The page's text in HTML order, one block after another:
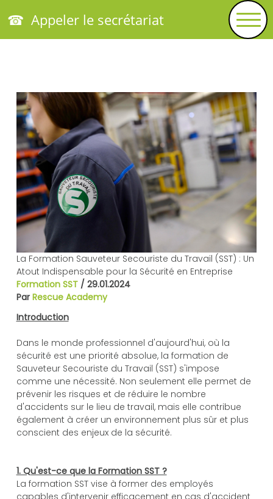
☎ Appeler le secrétariat
La Formation Sauveteur Secouriste du Travail (SST) : Un
Atout Indispensable pour la Sécurité en Entreprise
Formation SST / 29.01.2024
Par Rescue Academy
Introduction
Dans le monde professionnel d'aujourd'hui, où la
sécurité est une priorité absolue, la formation de
Sauveteur Secouriste du Travail (SST) s'impose
comme une nécessité. Non seulement elle permet de
prévenir les risques et de réduire le nombre
d'accidents sur le lieu de travail, mais elle contribue
également à créer un environnement plus sûr et plus
conscient des enjeux de la sécurité.
1. Qu'est-ce que la Formation SST ?
La formation SST vise à former des employés
capables d'intervenir efficacement en cas d'accident